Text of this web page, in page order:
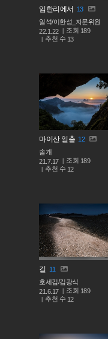
임한리에서 13
일석/이한성_자문위원
22.1.22
조회 189
추천 수 13
마이산 일출 12
솔개
21.7.17
조회 189
추천 수 12
길 11
호세김/김광식
21.6.17
조회 189
추천 수 12